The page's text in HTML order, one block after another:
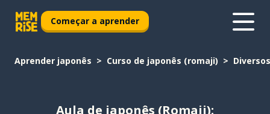
Começar a aprender
Aprender japonês Curso de japonês (romaji) Diversos
Aula de japonês (Romaji):